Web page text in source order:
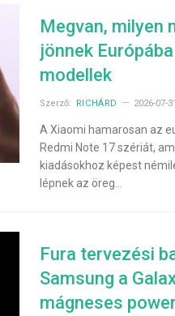
Megvan, milyen
jönnek
modellek
Szerző: RICHÁRD 2026-07-31
A Xiaomi hamarosan az
Redmi Note 17 szériát,
kiadásokhoz képest
lépnek az öreg…
Fura tervezési
Samsung a
mágneses